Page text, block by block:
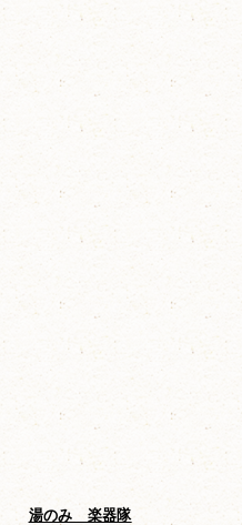
湯のみ 楽器隊